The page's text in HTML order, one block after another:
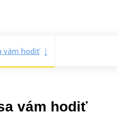
vám hodiť
vám hodiť